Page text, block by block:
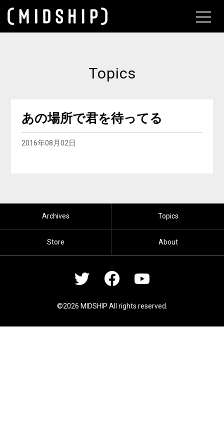
Topics
あの場所で君を待ってる
2016年08月02日
Archives Topics
Store About
©2026 MIDSHIP All rights reserved.
About